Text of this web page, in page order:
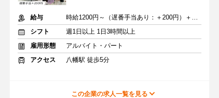
給与
時給1200円～（遅番手当あり：＋200円）＋交通費全額支給
シフト
週1日以上 1日3時間以上
雇用形態
アルバイト・パート
アクセス
八幡駅 徒歩5分
この企業の求人一覧を見る